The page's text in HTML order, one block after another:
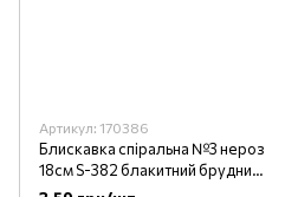
Артикул: 170386
Блискавка спіральна №3 нероз
18см S-382 блакитний брудний
AZ